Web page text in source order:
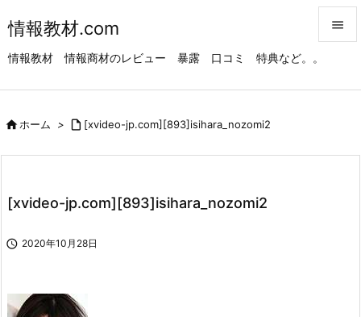
情報教材.com
情報教材 情報商材のレビュー 暴露 口コミ 特典など。。

前へ
ホーム >  [xvideo-jp.com][893]isihara_nozomi2
[xvideo-jp.com][893]isihara_nozomi2
 2020年10月28日